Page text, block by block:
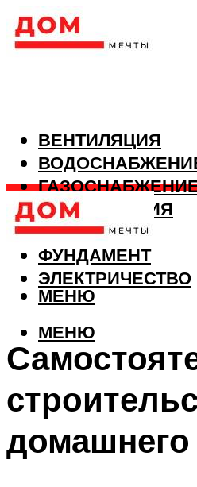
ВЕНТИЛЯЦИЯ
КАНАЛИЗАЦИЯ
ОТОПЛЕНИЕ
ФУНДАМЕНТ
ЭЛЕКТРИЧЕСТВО
МЕНЮ
МЕНЮ